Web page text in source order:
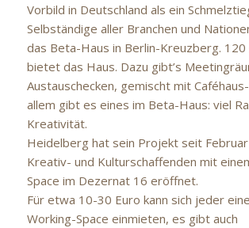
Vorbild in Deutschland als ein
Selbständige aller Branchen und
das Beta-Haus in Berlin-Kreuzberg.
bietet das Haus. Dazu gibt’s
Austauschecken, gemischt mit
allem gibt es eines im Beta-Haus: viel
Kreativität.
Heidelberg hat sein Projekt seit
Kreativ- und Kulturschaffenden mit
Space im Dezernat 16 eröffnet.
Für etwa 10-30 Euro kann sich jeder
Working-Space einmieten, es gibt auch